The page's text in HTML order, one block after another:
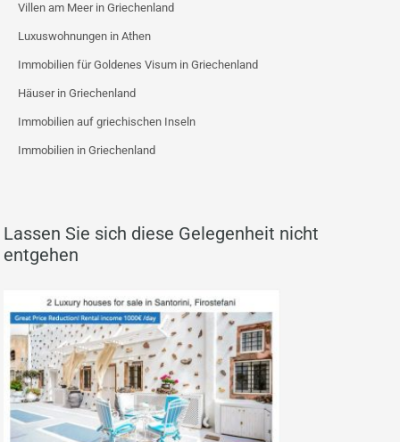
Villen am Meer in Griechenland
Luxuswohnungen in Athen
Immobilien für Goldenes Visum in Griechenland
Häuser in Griechenland
Immobilien auf griechischen Inseln
Immobilien in Griechenland
Lassen Sie sich diese Gelegenheit nicht
entgehen